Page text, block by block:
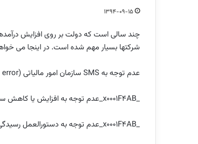
1394-09-15
چند سالی است که دولت بر روی افزایش
شرکتها بسیار مهم شده است. در اینجا می خواهیم، 22 اشتباه مهلک در ارائه اظهارنامه مالیاتی را
عدم توجه به SMS سازمان امور مالیاتی (error کدپستی و آدرس در حوزه مالیاتی با سامانه ماده ۱۶۹)
_x0001F4AB_عدم توجه به افزایش یا کاهش سرمایه بدون اجرای تشریفات قانون تجارت
_x0001F4AB_عدم توجه به دستورالعمل رسیدگی تعدیلات سنواتی صادره از طرف امور مالیاتی و استانداردحسابداری